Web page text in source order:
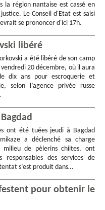
la région nantaise est cassé en
Le Conseil d'Etat est saisi
se prononcer d'ici 17h.
libéré
a été libéré de son camp
20 décembre, où il aura
dix ans pour escroquerie et
selon l’agence privée russe
ont été tuées jeudi à Bagdad
a déclenché sa charge
milieu de pèlerins chiites, ont
responsables des services de
s’est produit dans…
pour obtenir le